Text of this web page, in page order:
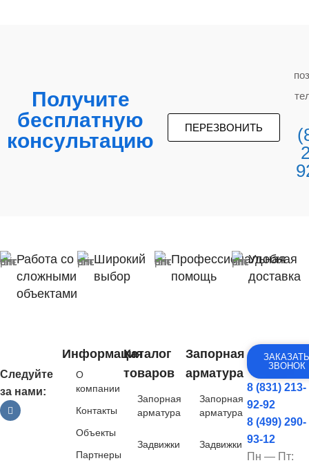
Получите
бесплатную
консультацию
ПЕРЕЗВОНИТЬ
Работа со
сложными
объектами
Широкий
выбор
Профессиональная
помощь
Удобная
доставка
Следуйте
за нами:
Информация
О
компании
Контакты
Объекты
Партнеры
Каталог
товаров
Запорная
арматура
Задвижки
Запорная
арматура
Запорная
арматура
Задвижки
ЗВОНОК
8 (831) 213-
92-92
8 (499) 290-
93-12
Пн — Пт: